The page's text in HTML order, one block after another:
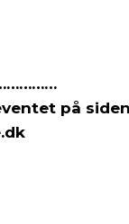
på